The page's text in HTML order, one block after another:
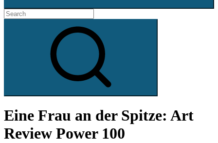
Search
for:
Eine Frau an der Spitze: Art
Review Power 100